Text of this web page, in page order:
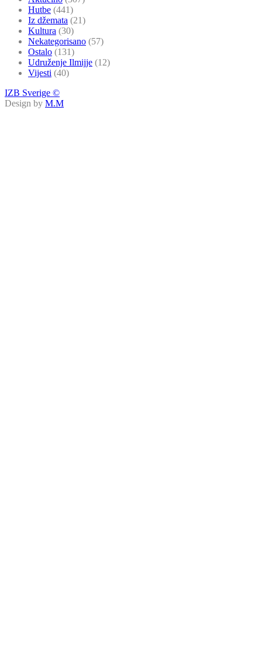
Hutbe (441)
Iz džemata (21)
Kultura (30)
Nekategorisano (57)
Ostalo (131)
Udruženje Ilmijje (12)
Vijesti (40)
IZB Sverige ©
Design by M.M